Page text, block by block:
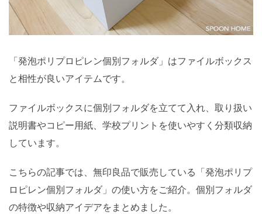
「発泡ポリプロピレン個別フォルダ」はファイルボックス
と相性が良いアイテムです。
ファイルボックスに個別フォルダを立てて入れ、取り扱い
説明書やコピー用紙、学校プリントを使いやすく分類収納
しています。
こちらの記事では、無印良品で販売している「発泡ポリプ
ロピレン個別フォルダ」の使い方をご紹介。個別フォルダ
の特徴や収納アイデアをまとめました。